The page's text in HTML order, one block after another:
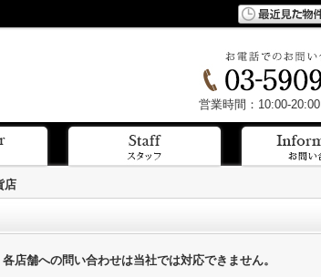
営業時間：10:00-20:00
店
店舗への問い合わせは当社では対応できません。